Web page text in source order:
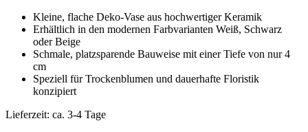
Kleine, flache Deko-Vase aus hochwertiger Keramik
Erhältlich in den modernen Farbvarianten Weiß, Schwarz
oder Beige
Schmale, platzsparende Bauweise mit einer Tiefe von nur 4
cm
Speziell für Trockenblumen und dauerhafte Floristik
konzipiert
Lieferzeit: ca. 3-4 Tage